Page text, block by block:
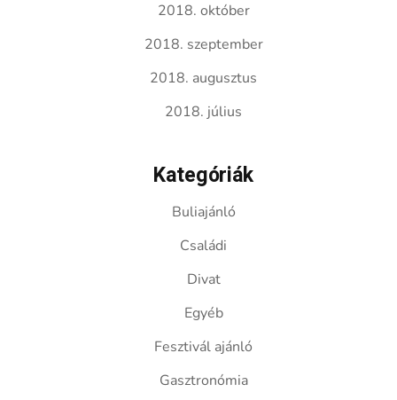
2018. október
2018. szeptember
2018. augusztus
2018. július
Kategóriák
Buliajánló
Családi
Divat
Egyéb
Fesztivál ajánló
Gasztronómia